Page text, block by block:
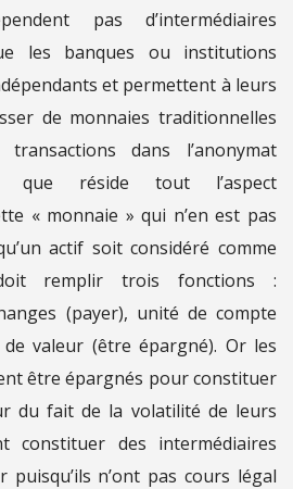
pas d’intermédiaires
les banques ou institutions
et permettent à leurs
de monnaies traditionnelles
dans l’anonymat
que réside tout l’aspect
« monnaie » qui n’en est pas
actif soit considéré comme
remplir trois fonctions :
(payer), unité de compte
valeur (être épargné). Or les
être épargnés pour constituer
du fait de la volatilité de leurs
constituer des intermédiaires
puisqu’ils n’ont pas cours légal